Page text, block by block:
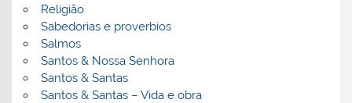
Religião
Sabedorias e proverbios
Salmos
Santos & Nossa Senhora
Santos & Santas
Santos & Santas – Vida e obra